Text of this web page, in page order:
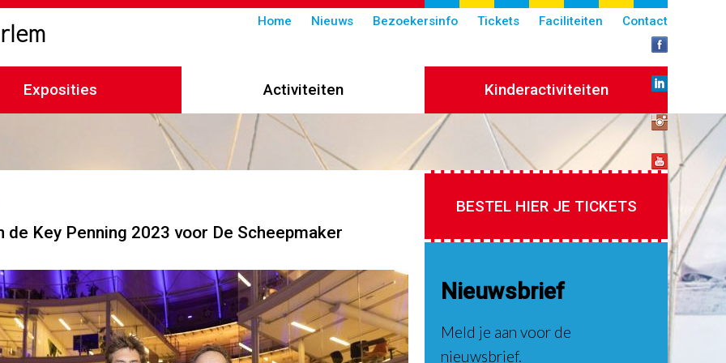
Submenu
header
Home Nieuws Bezoekersinfo Tickets Faciliteiten Contact
Exposities Activiteiten Kinderactiviteiten
de Key Penning 2023 voor De Scheepmaker
BESTEL HIER JE TICKETS
Nieuwsbrief
Meld je aan voor de
nieuwsbrief.